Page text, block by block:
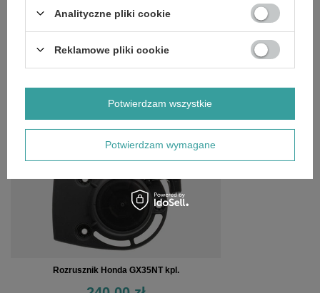
SZCZEGÓŁOWE DANE
OPINIE (0)
OSTATNIO OGLĄDANE
Rozrusznik Honda GX35NT kpl.
Analityczne pliki cookie
Reklamowe pliki cookie
Potwierdzam wymagane
Potwierdzam wszystkie